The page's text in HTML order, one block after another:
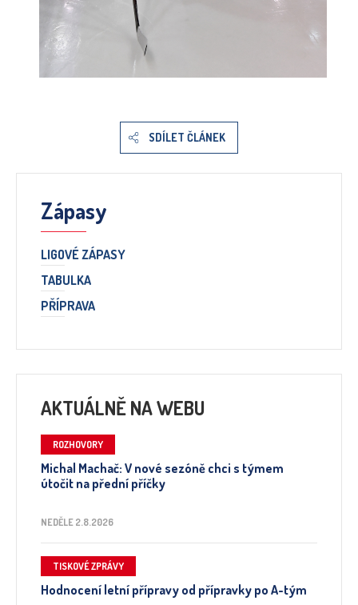
SDÍLET ČLÁNEK
Zápasy
LIGOVÉ ZÁPASY
TABULKA
PŘÍPRAVA
AKTUÁLNĚ NA WEBU
ROZHOVORY
Michal Machač: V nové sezóně chci s týmem
útočit na přední příčky
NEDĚLE 2.8.2026
TISKOVÉ ZPRÁVY
Hodnocení letní přípravy od přípravky po A-tým